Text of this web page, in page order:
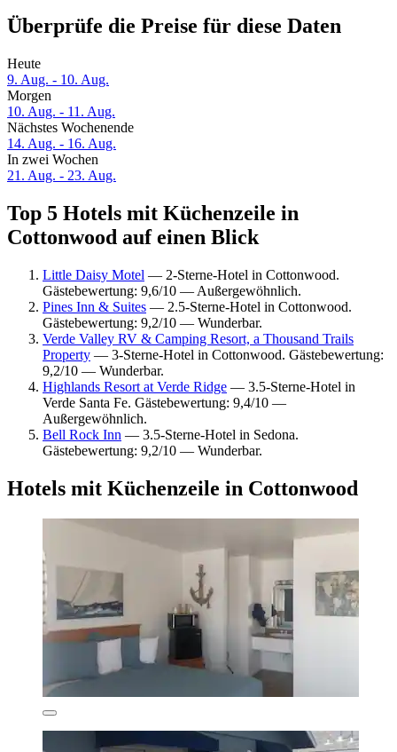
Überprüfe die Preise für diese Daten
Heute
9. Aug. - 10. Aug.
Morgen
10. Aug. - 11. Aug.
Nächstes Wochenende
14. Aug. - 16. Aug.
In zwei Wochen
21. Aug. - 23. Aug.
Top 5 Hotels mit Küchenzeile in
Cottonwood auf einen Blick
Little Daisy Motel — 2-Sterne-Hotel in Cottonwood.
Gästebewertung: 9,6/10 — Außergewöhnlich.
Pines Inn & Suites — 2.5-Sterne-Hotel in Cottonwood.
Gästebewertung: 9,2/10 — Wunderbar.
Verde Valley RV & Camping Resort, a Thousand Trails
Property — 3-Sterne-Hotel in Cottonwood. Gästebewertung:
9,2/10 — Wunderbar.
Highlands Resort at Verde Ridge — 3.5-Sterne-Hotel in
Verde Santa Fe. Gästebewertung: 9,4/10 —
Außergewöhnlich.
Bell Rock Inn — 3.5-Sterne-Hotel in Sedona.
Gästebewertung: 9,2/10 — Wunderbar.
Hotels mit Küchenzeile in Cottonwood